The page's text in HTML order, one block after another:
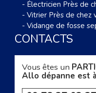
- Électricien Près de
- Vitrier Près de chez
- Vidange de fosse
CONTACTS
Vous êtes un
Allo dépanne est